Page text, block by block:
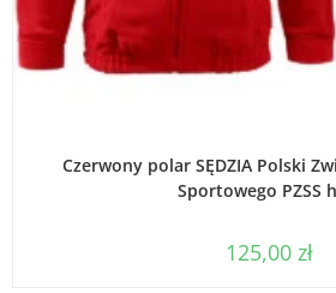
Czerwony polar SĘDZIA Polski
Sportowego PZSS
125,00 zł